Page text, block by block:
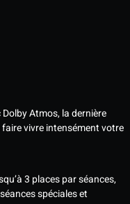
Atmos, la dernière
vivre intensément votre
3 places par séances,
spéciales et